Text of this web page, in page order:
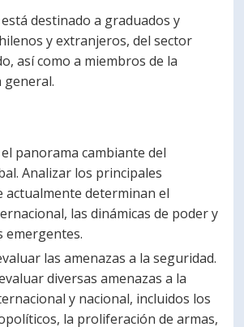
destinado a graduados y
y extranjeros, del sector
así como a miembros de la
general.
panorama cambiante del
Analizar los principales
actualmente determinan el
las dinámicas de poder y
emergentes.
las amenazas a la seguridad.
diversas amenazas a la
y nacional, incluidos los
la proliferación de armas,